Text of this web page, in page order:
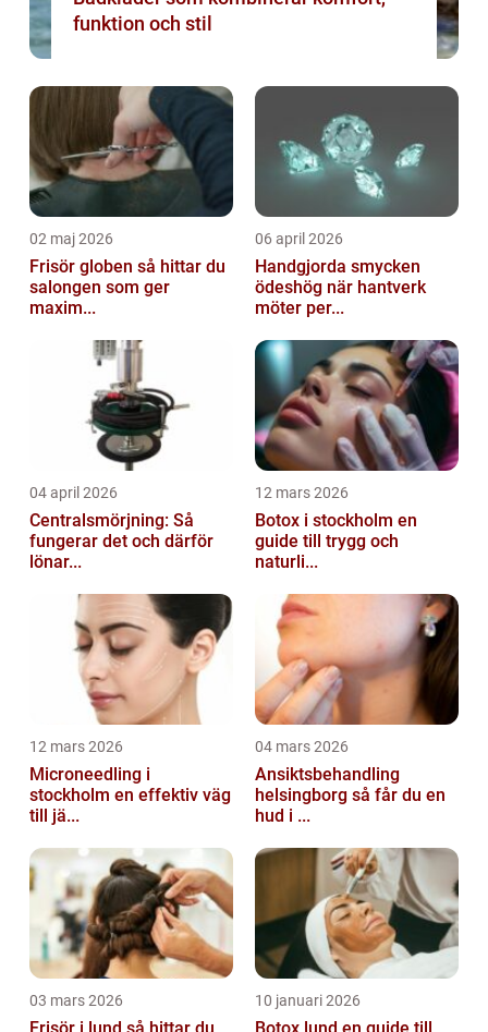
funktion och stil
02 maj 2026
Frisör globen så hittar du
salongen som ger
maxim...
06 april 2026
Handgjorda smycken
ödeshög när hantverk
möter per...
04 april 2026
Centralsmörjning: Så
fungerar det och därför
lönar...
12 mars 2026
Botox i stockholm en
guide till trygg och
naturli...
12 mars 2026
Microneedling i
stockholm en effektiv väg
till jä...
04 mars 2026
Ansiktsbehandling
helsingborg så får du en
hud i ...
03 mars 2026 10 januari 2026